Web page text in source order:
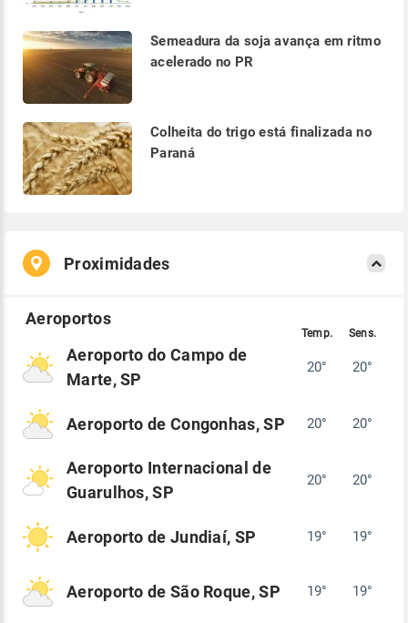
Semeadura da soja avança em ritmo
acelerado no PR
Colheita do trigo está finalizada no
Paraná
Proximidades
Aeroporto do Campo de
Marte, SP
20° 20°
Aeroporto de Congonhas, SP 20° 20°
Aeroporto Internacional de
Guarulhos, SP
20° 20°
Aeroporto de Jundiaí, SP 19° 19°
Aeroporto de São Roque, SP 19° 19°